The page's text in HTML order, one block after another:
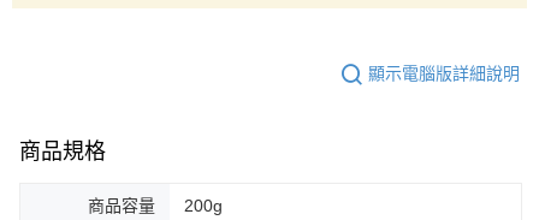
顯示電腦版詳細說明
商品規格
商品容量 200g